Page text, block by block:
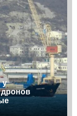
у
дронов